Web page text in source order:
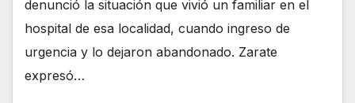
denunció la situación que vivió un familiar en el
hospital de esa localidad, cuando ingreso de
urgencia y lo dejaron abandonado. Zarate
expresó…